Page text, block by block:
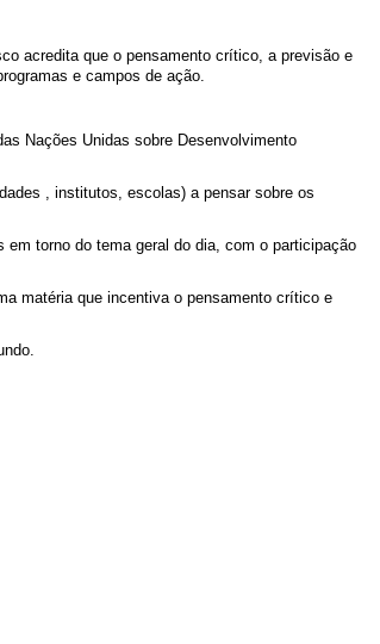
acredita que o pensamento crítico, a previsão e
e campos de ação.
Nações Unidas sobre Desenvolvimento
, institutos, escolas) a pensar sobre os
torno do tema geral do dia, com o participação
matéria que incentiva o pensamento crítico e